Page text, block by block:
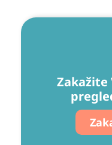
Zakažite